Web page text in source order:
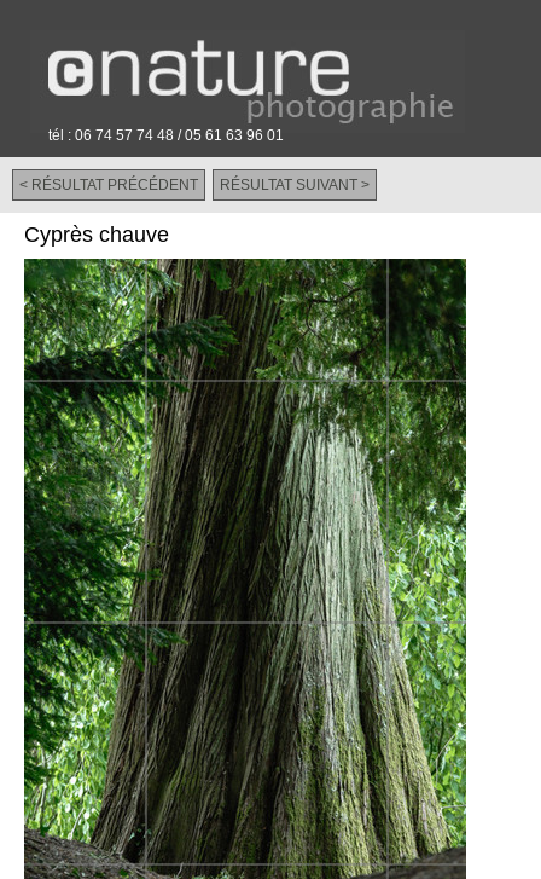
tél : 06 74 57 74 48 / 05 61 63 96 01
< RÉSULTAT PRÉCÉDENT RÉSULTAT SUIVANT >
-
Cyprès chauve